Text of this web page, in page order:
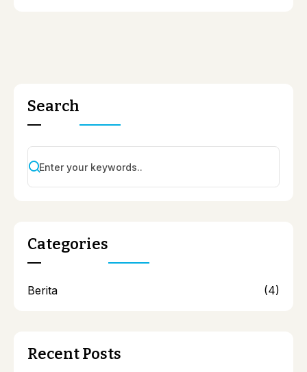
Search
Categories
Berita (4)
Recent Posts